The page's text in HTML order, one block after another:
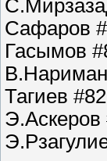
Сафаров
Гасымов
Тагиев
Э.Аскеров